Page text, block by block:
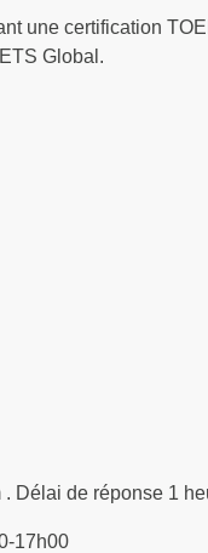
une certification
Global.
Délai de réponse 1
17h00